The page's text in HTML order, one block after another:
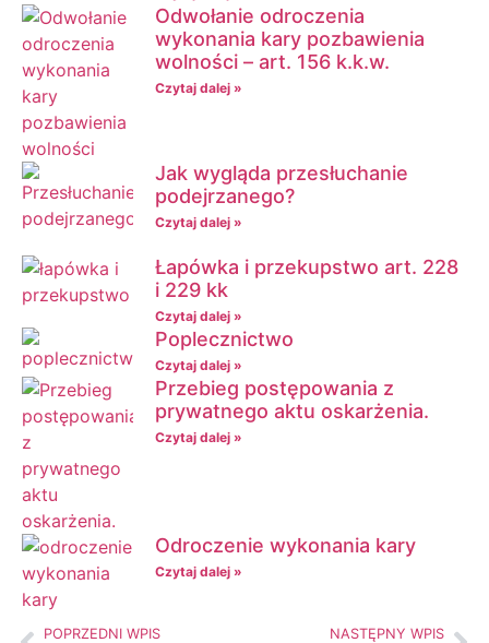
Odwołanie odroczenia
wykonania kary pozbawienia
wolności – art. 156 k.k.w.
Czytaj dalej »
Jak wygląda przesłuchanie
podejrzanego?
Czytaj dalej »
Łapówka i przekupstwo art. 228
i 229 kk
Czytaj dalej »
Poplecznictwo
Czytaj dalej »
Przebieg postępowania z
prywatnego aktu oskarżenia.
Czytaj dalej »
Odroczenie wykonania kary
Czytaj dalej »
POPRZEDNI WPIS NASTĘPNY WPIS